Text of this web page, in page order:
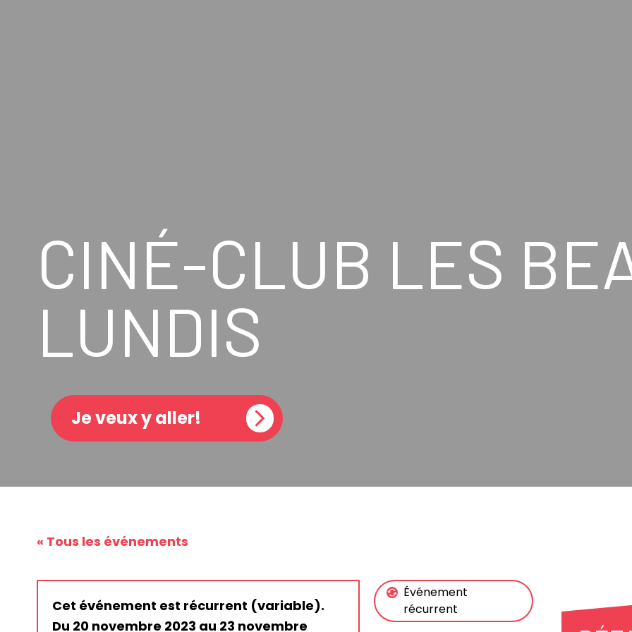
CINÉ-CLUB LES
LUNDIS
Je veux y aller!
« Tous les événements
Cet événement est récurrent (variable).
Du 20 novembre 2023 au 23 novembre
Événement
récurrent